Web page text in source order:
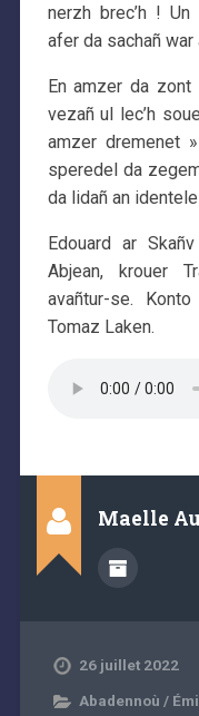
nerzh brec’h ! Un
afer da sachañ war
En amzer da zont
vezañ ul lec’h
amzer dremenet
speredel da
da lidañ an
Edouard ar
Abjean, krouer
avañtur-se.
Tomaz Laken.
Maelle
26 juillet 2022
Abadennoù /